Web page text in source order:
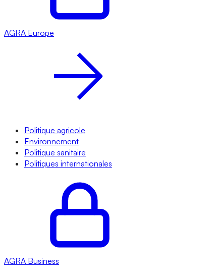
AGRA Europe
Politique agricole
Environnement
Politique sanitaire
Politiques internationales
AGRA Business